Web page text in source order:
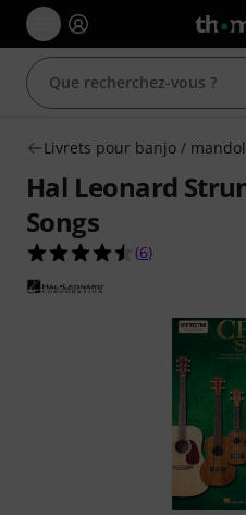
Livrets pour banjo /
Hal Leonard
Songs
4.5 étoiles sur
(6)